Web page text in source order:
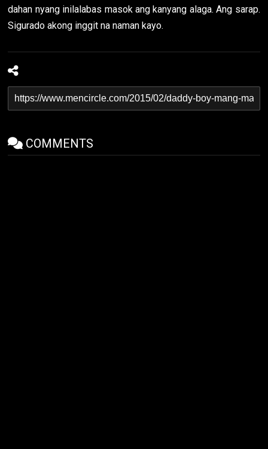
dahan nyang inilalabas masok ang kanyang alaga. Ang sarap.
Sigurado akong inggit na naman kayo.
COMMENTS